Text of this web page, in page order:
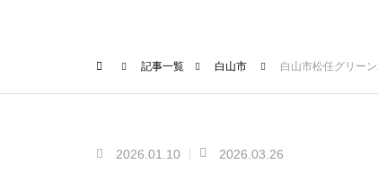
記事一覧 白山市 白山市松任グリー
2026.01.10 2026.03.26